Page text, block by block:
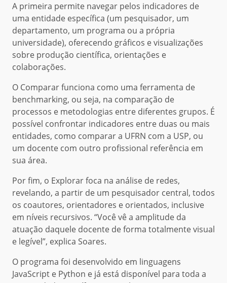
A primeira permite navegar pelos indicadores de
uma entidade específica (um pesquisador, um
departamento, um programa ou a própria
universidade), oferecendo gráficos e visualizações
sobre produção científica, orientações e
colaborações.
O Comparar funciona como uma ferramenta de
benchmarking, ou seja, na comparação de
processos e metodologias entre diferentes grupos. É
possível confrontar indicadores entre duas ou mais
entidades, como comparar a UFRN com a USP, ou
um docente com outro profissional referência em
sua área.
Por fim, o Explorar foca na análise de redes,
revelando, a partir de um pesquisador central, todos
os coautores, orientadores e orientados, inclusive
em níveis recursivos. “Você vê a amplitude da
atuação daquele docente de forma totalmente visual
e legível”, explica Soares.
O programa foi desenvolvido em linguagens
JavaScript e Python e já está disponível para toda a